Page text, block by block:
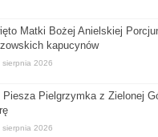
Matki Bożej Anielskiej
kapucynów
sierpnia 2026
Piesza Pielgrzymka z Zielonej
sierpnia 2026